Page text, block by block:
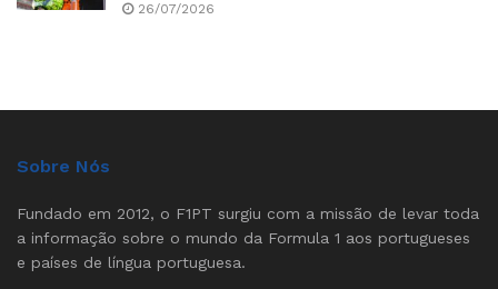
26/07/2026
Sobre Nós
Fundado em 2012, o F1PT surgiu com a missão de levar toda
a informação sobre o mundo da Formula 1 aos portugueses
e países de língua portuguesa.